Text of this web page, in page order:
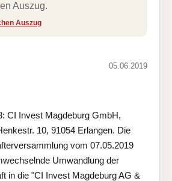
Auszug.
Auszug
05.06.2019
CI Invest Magdeburg GmbH,
10, 91054 Erlangen. Die
vom 07.05.2019
Umwandlung der
in die "CI Invest Magdeburg AG &